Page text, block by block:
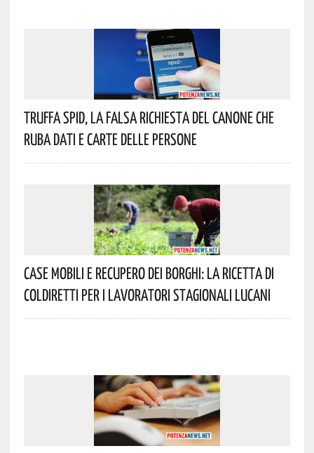
Truffa Spid, La Falsa Richiesta Del Canone Che
Ruba Dati E Carte Delle Persone
Case Mobili E Recupero Dei Borghi: La Ricetta Di
Coldiretti Per I Lavoratori Stagionali Lucani